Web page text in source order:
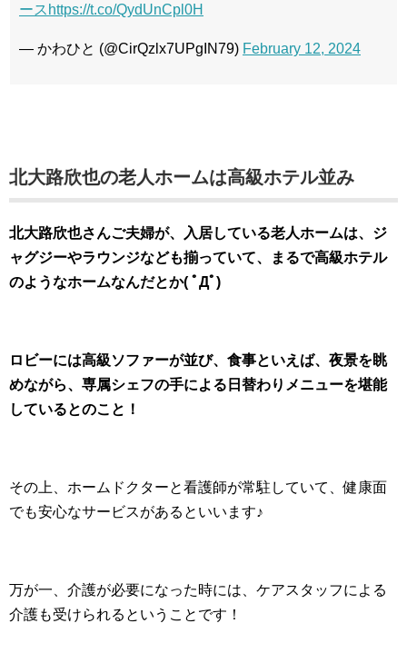
ース https://t.co/QydUnCpl0H
— かわひと (@CirQzlx7UPgIN79) February 12, 2024
北大路欣也の老人ホームは高級ホテル並み
北大路欣也さんご夫婦が、入居している老人ホームは、 ジ
ャグジーやラウンジなども揃っていて、まるで高級ホテル
のようなホームなんだとか( ﾟДﾟ)
ロビーには高級ソファーが並び、食事といえば、夜景を眺
めながら、専属シェフの手による日替わりメニューを堪能
しているとのこと！
その上、ホームドクターと看護師が常駐していて、健康面
でも安心なサービスがあるといいます♪
万が一、介護が必要になった時には、ケアスタッフによる
介護も受けられるということです！